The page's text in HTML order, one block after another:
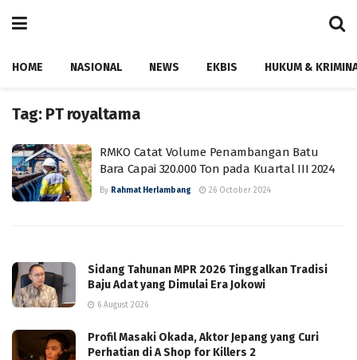
HOME NASIONAL NEWS EKBIS HUKUM &
Tag: PT royaltama
RMKO Catat Volume Penambangan Batu
Bara Capai 320.000 Ton pada Kuartal III 2024
By Rahmat Herlambang 26 October 2024
Sidang Tahunan MPR 2026 Tinggalkan Tradisi
Baju Adat yang Dimulai Era Jokowi
6 August 2026
Profil Masaki Okada, Aktor Jepang yang Curi
Perhatian di A Shop for Killers 2